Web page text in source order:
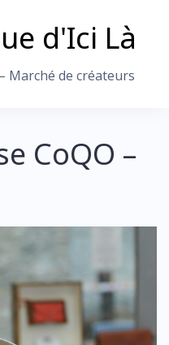
d'Ici Là
Marché de créateurs
CoQO –